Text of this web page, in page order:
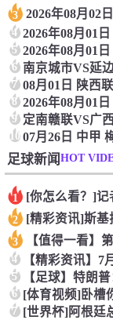
3 2026年08月02
4 2026年08月01
5 2026年08月01
6 南京城市VS延
7 08月01日 陕西
8 2026年08月01
9 定南赣联VS广
1007月26日 中甲
足球新闻HOT
1
2
3
4
5 【足球】特朗
6
7